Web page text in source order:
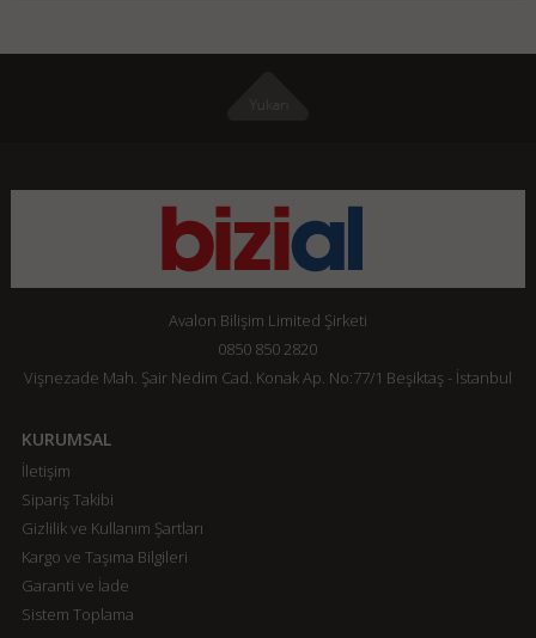
Avalon Bilişim Limited Şirketi
0850 850 2820
Vişnezade Mah. Şair Nedim Cad. Konak Ap. No:77/1 Beşiktaş - İstanbul
KURUMSAL
İletişim
Sipariş Takibi
Gizlilik ve Kullanım Şartları
Kargo ve Taşıma Bilgileri
Garanti ve İade
Sistem Toplama